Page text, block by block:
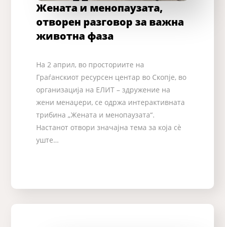
Жената и менопаузата,
отворен разговор за важна
животна фаза
На 2 април, во просториите на
Граѓанскиот ресурсен центар во Скопје, во
организација на ЕЛИТ – здружение на
жени менаџери, се одржа интерактивната
трибина „Жената и менопаузата“.
Настанот отвори значајна тема за која сè
уште…